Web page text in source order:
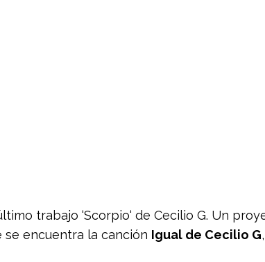
trabajo ‘Scorpio‘ de Cecilio G. Un
encuentra la canción Igual de Cecilio G